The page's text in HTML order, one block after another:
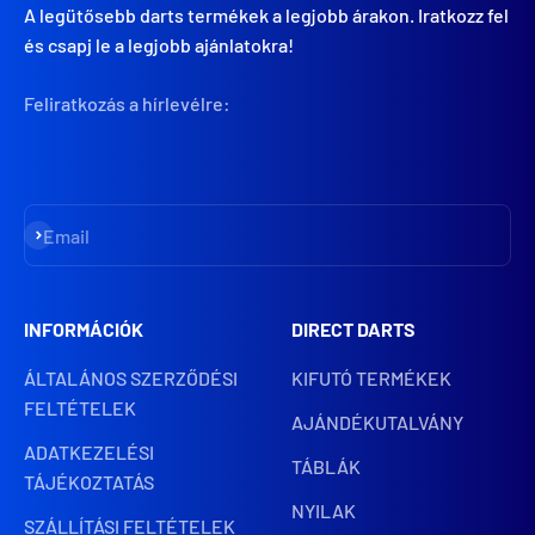
A legütősebb darts termékek a legjobb árakon. Iratkozz fel
és csapj le a legjobb ajánlatokra!
Feliratkozás a hírlevélre:
Email
Iratkozz fel
INFORMÁCIÓK
ÁLTALÁNOS SZERZŐDÉSI
FELTÉTELEK
ADATKEZELÉSI
TÁJÉKOZTATÁS
SZÁLLÍTÁSI FELTÉTELEK
DIRECT DARTS
KIFUTÓ TERMÉKEK
AJÁNDÉKUTALVÁNY
TÁBLÁK
NYILAK